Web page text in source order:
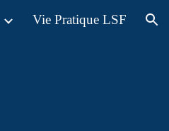
Vie Pratique LSF